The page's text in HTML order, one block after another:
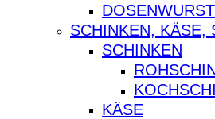
DOSENWURST
SCHINKEN, KÄSE,
SCHINKEN
KÄSE